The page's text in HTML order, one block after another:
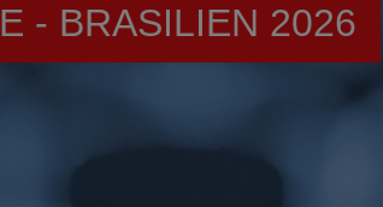
- BRASILIEN 2026